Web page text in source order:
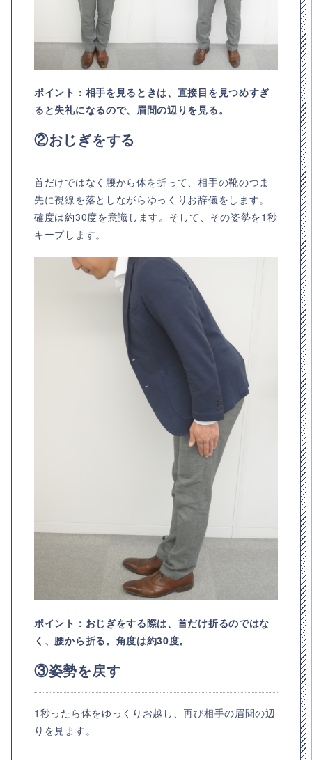
ポイント：相手を見るときは、直接目を見つめすぎ
ると失礼になるので、眉間の辺りを見る。
②おじぎをする
首だけではなく腰から体を折って、相手の靴のつま
先に視線を落としながらゆっくりお辞儀をします。
確度は約30度を意識します。そして、その姿勢を1秒
キープします。
ポイント：おじぎをする際は、首だけ折るのではな
く、腰から折る。角度は約30度。
③姿勢を戻す
1秒ったら体をゆっくりお越し、再び相手の眉間の辺
りを見ます。